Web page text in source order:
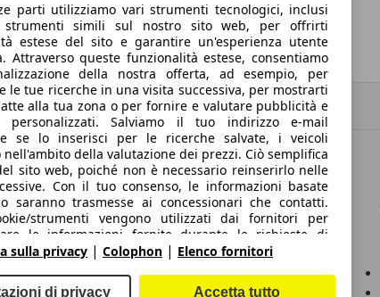
Area rivenditori
Servizi per i dealer
parti utilizziamo vari strumenti tecnologici, inclusi
strumenti simili sul nostro sito web, per offrirti
estese del sito e garantire un'esperienza utente
Attraverso queste funzionalità estese, consentiamo
della nostra offerta, ad esempio, per
le tue ricerche in una visita successiva, per mostrarti
alla tua zona o per fornire e valutare pubblicità e
personalizzati. Salviamo il tuo indirizzo e-mail
se lo inserisci per le ricerche salvate, i veicoli
della valutazione dei prezzi. Ciò semplifica
sito web, poiché non è necessario reinserirlo nelle
Con il tuo consenso, le informazioni basate
saranno trasmesse ai concessionari che contatti.
strumenti vengono utilizzati dai fornitori per
le informazioni fornite durante le richieste di
per 30 giorni e per riutilizzarle automaticamente
Senza l'utilizzo di tali cookie/strumenti, tali
sulla privacy | Colophon | Elenco fornitori
di privacy Accetta tutto